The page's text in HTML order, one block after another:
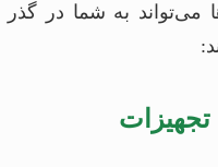
می‌تواند به شما در
تجهیزات